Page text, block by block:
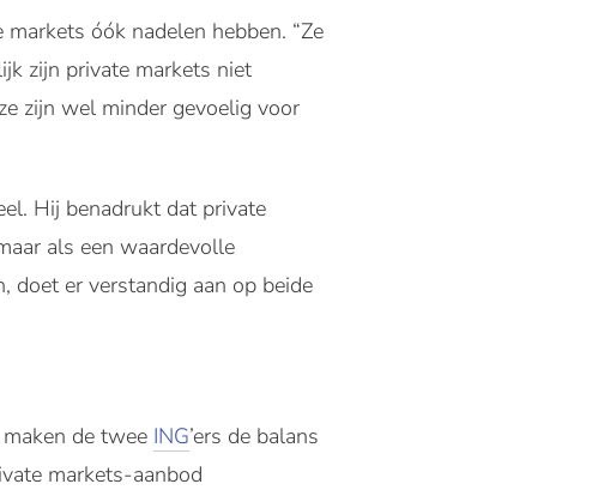
óók nadelen hebben. “Ze
zijn private markets niet
zijn wel minder gevoelig voor
Hij benadrukt dat private
als een waardevolle
doet er verstandig aan op beide
de twee ING’ers de balans
markets-aanbod